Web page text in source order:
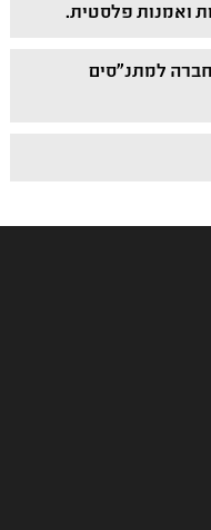
ואמנות פלסטית.
למתנ"סים